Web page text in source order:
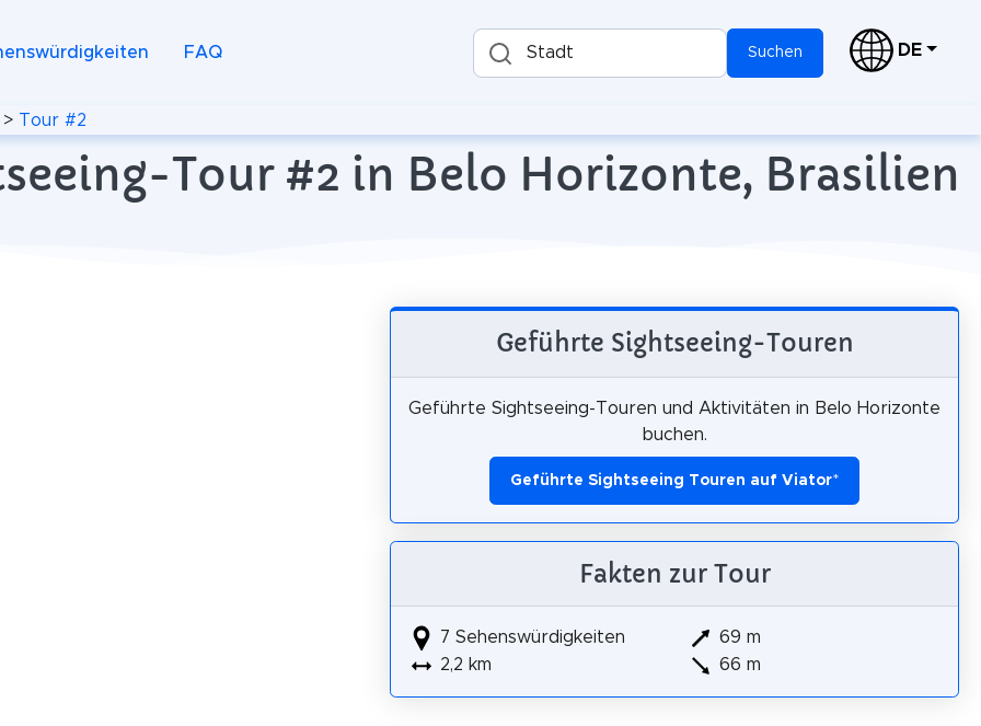
FAQ Stadt Suchen DE
> Tour #2
Tour #2 in Belo Horizonte, Brasilien
Geführte Sightseeing-Touren
Geführte Sightseeing-Touren und Aktivitäten in Belo Horizonte
buchen.
Geführte Sightseeing Touren auf Viator*
Fakten zur Tour
7 Sehenswürdigkeiten
2,2 km
69 m
66 m